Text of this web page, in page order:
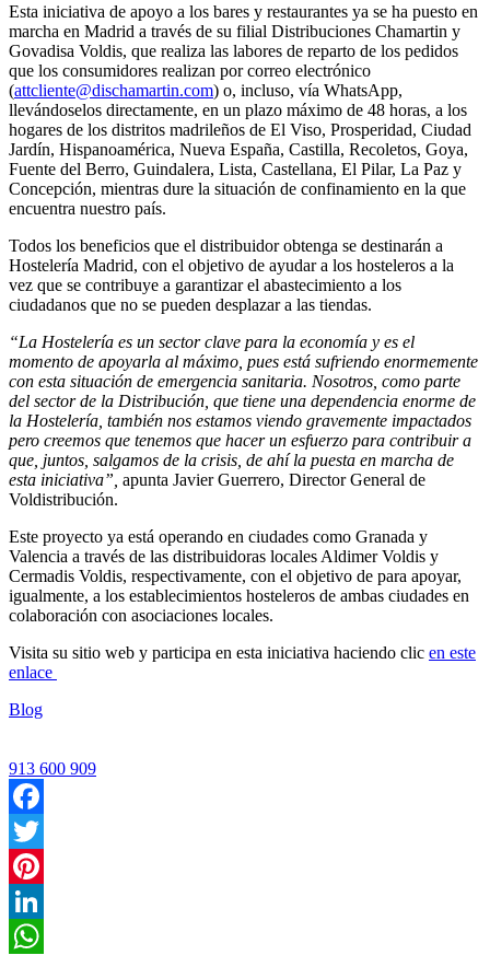
Esta iniciativa de apoyo a los bares y restaurantes ya se ha puesto en
marcha en Madrid a través de su filial Distribuciones Chamartin y
Govadisa Voldis, que realiza las labores de reparto de los pedidos
que los consumidores realizan por correo electrónico
(attcliente@dischamartin.com) o, incluso, vía WhatsApp,
llevándoselos directamente, en un plazo máximo de 48 horas, a los
hogares de los distritos madrileños de El Viso, Prosperidad, Ciudad
Jardín, Hispanoamérica, Nueva España, Castilla, Recoletos, Goya,
Fuente del Berro, Guindalera, Lista, Castellana, El Pilar, La Paz y
Concepción, mientras dure la situación de confinamiento en la que
encuentra nuestro país.
Todos los beneficios que el distribuidor obtenga se destinarán a
Hostelería Madrid, con el objetivo de ayudar a los hosteleros a la
vez que se contribuye a garantizar el abastecimiento a los
ciudadanos que no se pueden desplazar a las tiendas.
“La Hostelería es un sector clave para la economía y es el
momento de apoyarla al máximo, pues está sufriendo enormemente
con esta situación de emergencia sanitaria. Nosotros, como parte
del sector de la Distribución, que tiene una dependencia enorme de
la Hostelería, también nos estamos viendo gravemente impactados
pero creemos que tenemos que hacer un esfuerzo para contribuir a
que, juntos, salgamos de la crisis, de ahí la puesta en marcha de
esta iniciativa”, apunta Javier Guerrero, Director General de
Voldistribución.
Este proyecto ya está operando en ciudades como Granada y
Valencia a través de las distribuidoras locales Aldimer Voldis y
Cermadis Voldis, respectivamente, con el objetivo de para apoyar,
igualmente, a los establecimientos hosteleros de ambas ciudades en
colaboración con asociaciones locales.
Visita su sitio web y participa en esta iniciativa haciendo clic en este
enlace
Blog
913 600 909
Facebook
Twitter
Pinterest
LinkedIn